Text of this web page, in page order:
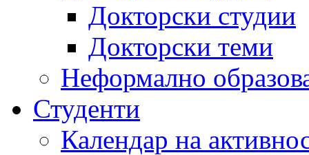
Докторски студии
Докторски теми
Неформално
Студенти
Календар на